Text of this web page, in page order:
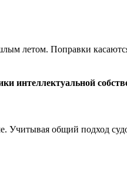
летом. Поправки
интеллектуальной
Учитывая общий подход